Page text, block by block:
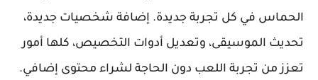
الحماس في كل تجربة جديدة. إضافة شخصيات جديدة،
تحديث الموسيقى، وتعديل أدوات التخصيص، كلها أمور
تعزز من تجربة اللعب دون الحاجة لشراء محتوى إضافي.